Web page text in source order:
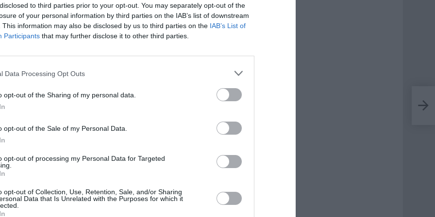
to third parties prior to your opt-out. You may separately opt-out of the
of your personal information by third parties on the IAB’s list of downstream
This information may also be disclosed by us to third parties on the IAB’s List of
Participants that may further disclose it to other third parties.
Data Processing Opt Outs
opt-out of the Sharing of my personal data.
opt-out of the Sale of my Personal Data.
opt-out of processing my Personal Data for Targeted
opt-out of Collection, Use, Retention, Sale, and/or Sharing
Data that Is Unrelated with the Purposes for which it
du reggae.
Le 6 février 1945,Bob Marley naissait
dans les bidonvilles de Kingston en
connaître et aimer la musique reggae,
américain et de musique jamaïcaine,
jamaïcain lésé et porte-parole de la
pas qu’une musique enchanteresse, mais
du monde, la liberté, l’amour mais aussi le
la misère, comme lorsqu’il entonnait son